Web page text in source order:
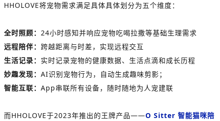
HHOLOVE将宠物需求满足具体具体划分为五个维度：
全时照顾： 24小时感知并响应宠物吃喝拉撒等基础生理需求
远程陪伴： 跨越距离与时差，实现远程交互
生活记录： 实时记录宠物的健康数据、生活点滴和成长历程
妙趣发现： AI识别宠物行为，自动生成趣味剪影；
智能互联： App串联所有设备，随时随地为人宠建联
而HHOLOVE于2023年推出的王牌产品——O Sitter 智能猫咪陪